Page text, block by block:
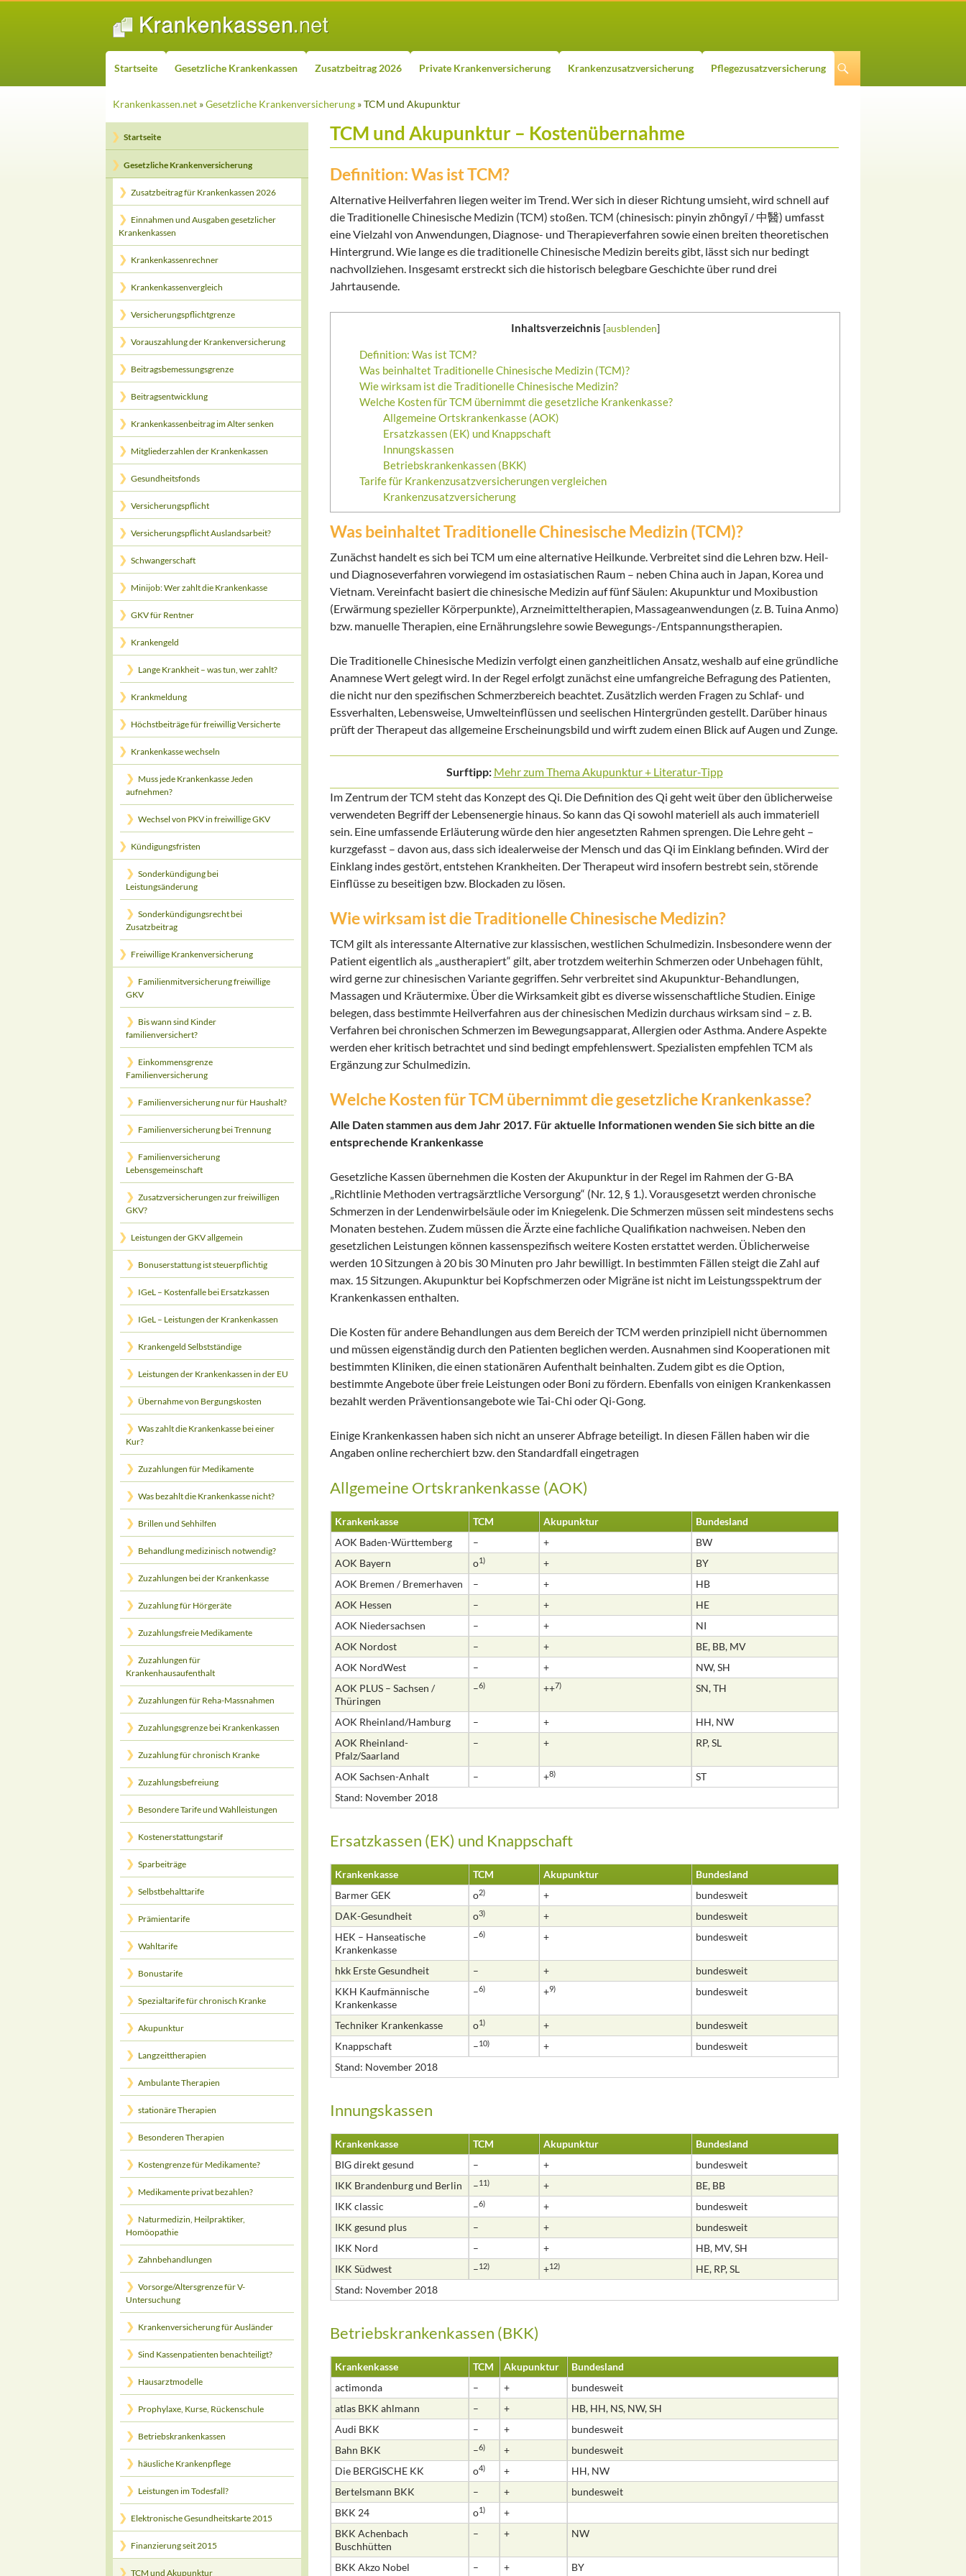
ZUM INHALT SPRINGEN
Startseite Gesetzliche Krankenkassen Zusatzbeitrag 2026 Private Krankenversicherung Krankenzusatzversicherung Pflegezusatzversicherung
Krankenkassen.net »Gesetzliche Krankenversicherung » TCM und Akupunktur
TCM und Akupunktur – Kostenübernahme
Definition: Was ist TCM?
Alternative Heilverfahren liegen weiter im Trend. Wer sich in dieser Richtung umsieht, wird schnell auf
die Traditionelle Chinesische Medizin (TCM) stoßen. TCM (chinesisch: pinyin zhōngyī / 中醫) umfasst
eine Vielzahl von Anwendungen, Diagnose- und Therapieverfahren sowie einen breiten theoretischen
Hintergrund. Wie lange es die traditionelle Chinesische Medizin bereits gibt, lässt sich nur bedingt
nachvollziehen. Insgesamt erstreckt sich die historisch belegbare Geschichte über rund drei
Jahrtausende.
Inhaltsverzeichnis [ausblenden]
Definition: Was ist TCM?
Was beinhaltet Traditionelle Chinesische Medizin (TCM)?
Wie wirksam ist die Traditionelle Chinesische Medizin?
Welche Kosten für TCM übernimmt die gesetzliche Krankenkasse?
Allgemeine Ortskrankenkasse (AOK)
Ersatzkassen (EK) und Knappschaft
Innungskassen
Betriebskrankenkassen (BKK)
Tarife für Krankenzusatzversicherungen vergleichen
Krankenzusatzversicherung
Was beinhaltet Traditionelle Chinesische Medizin (TCM)?
Zunächst handelt es sich bei TCM um eine alternative Heilkunde. Verbreitet sind die Lehren bzw. Heil-
und Diagnoseverfahren vorwiegend im ostasiatischen Raum – neben China auch in Japan, Korea und
Vietnam. Vereinfacht basiert die chinesische Medizin auf fünf Säulen: Akupunktur und Moxibustion
(Erwärmung spezieller Körperpunkte), Arzneimitteltherapien, Massageanwendungen (z. B. Tuina Anmo)
bzw. manuelle Therapien, eine Ernährungslehre sowie Bewegungs-/Entspannungstherapien.
Die Traditionelle Chinesische Medizin verfolgt einen ganzheitlichen Ansatz, weshalb auf eine gründliche
Anamnese Wert gelegt wird. In der Regel erfolgt zunächst eine umfangreiche Befragung des Patienten,
die nicht nur den spezifischen Schmerzbereich beachtet. Zusätzlich werden Fragen zu Schlaf- und
Essverhalten, Lebensweise, Umwelteinflüssen und seelischen Hintergründen gestellt. Darüber hinaus
prüft der Therapeut das allgemeine Erscheinungsbild und wirft zudem einen Blick auf Augen und Zunge.
Surftipp: Mehr zum Thema Akupunktur + Literatur-Tipp
Im Zentrum der TCM steht das Konzept des Qi. Die Definition des Qi geht weit über den üblicherweise
verwendeten Begriff der Lebensenergie hinaus. So kann das Qi sowohl materiell als auch immateriell
sein. Eine umfassende Erläuterung würde den hier angesetzten Rahmen sprengen. Die Lehre geht –
kurzgefasst – davon aus, dass sich idealerweise der Mensch und das Qi im Einklang befinden. Wird der
Einklang indes gestört, entstehen Krankheiten. Der Therapeut wird insofern bestrebt sein, störende
Einflüsse zu beseitigen bzw. Blockaden zu lösen.
Wie wirksam ist die Traditionelle Chinesische Medizin?
TCM gilt als interessante Alternative zur klassischen, westlichen Schulmedizin. Insbesondere wenn der
Patient eigentlich als „austherapiert“ gilt, aber trotzdem weiterhin Schmerzen oder Unbehagen fühlt,
wird gerne zur chinesischen Variante gegriffen. Sehr verbreitet sind Akupunktur-Behandlungen,
Massagen und Kräutermixe. Über die Wirksamkeit gibt es diverse wissenschaftliche Studien. Einige
belegen, dass bestimmte Heilverfahren aus der chinesischen Medizin durchaus wirksam sind – z. B.
Verfahren bei chronischen Schmerzen im Bewegungsapparat, Allergien oder Asthma. Andere Aspekte
werden eher kritisch betrachtet und sind bedingt empfehlenswert. Spezialisten empfehlen TCM als
Ergänzung zur Schulmedizin.
Welche Kosten für TCM übernimmt die gesetzliche Krankenkasse?
Alle Daten stammen aus dem Jahr 2017. Für aktuelle Informationen wenden Sie sich bitte an die
entsprechende Krankenkasse
Gesetzliche Kassen übernehmen die Kosten der Akupunktur in der Regel im Rahmen der G-BA
„Richtlinie Methoden vertragsärztliche Versorgung“ (Nr. 12, § 1.). Vorausgesetzt werden chronische
Schmerzen in der Lendenwirbelsäule oder im Kniegelenk. Die Schmerzen müssen seit mindestens sechs
Monaten bestehen. Zudem müssen die Ärzte eine fachliche Qualifikation nachweisen. Neben den
gesetzlichen Leistungen können kassenspezifisch weitere Kosten erstattet werden. Üblicherweise
werden 10 Sitzungen à 20 bis 30 Minuten pro Jahr bewilligt. In bestimmten Fällen steigt die Zahl auf
max. 15 Sitzungen. Akupunktur bei Kopfschmerzen oder Migräne ist nicht im Leistungsspektrum der
Krankenkassen enthalten.
Die Kosten für andere Behandlungen aus dem Bereich der TCM werden prinzipiell nicht übernommen
und müssen eigenständig durch den Patienten beglichen werden. Ausnahmen sind Kooperationen mit
bestimmten Kliniken, die einen stationären Aufenthalt beinhalten. Zudem gibt es die Option,
bestimmte Angebote über freie Leistungen oder Boni zu fördern. Ebenfalls von einigen Krankenkassen
bezahlt werden Präventionsangebote wie Tai-Chi oder Qi-Gong.
Einige Krankenkassen haben sich nicht an unserer Abfrage beteiligt. In diesen Fällen haben wir die
Angaben online recherchiert bzw. den Standardfall eingetragen
Allgemeine Ortskrankenkasse (AOK)
Krankenkasse TCM Akupunktur
Bundesland
AOK Baden-Württemberg
– +
BW
AOK Bayern
o1) +
BY
AOK Bremen / Bremerhaven
– +
HB
AOK Hessen
– +
HE
AOK Niedersachsen
– +
NI
AOK Nordost
– +
BE, BB, MV
AOK NordWest
– +
NW, SH
AOK PLUS – Sachsen /
Thüringen
–6) ++7) SN, TH
AOK Rheinland/Hamburg – +
HH, NW
AOK Rheinland-
Pfalz/Saarland
– + RP, SL
AOK Sachsen-Anhalt – +8)
ST
Stand: November 2018
Ersatzkassen (EK) und Knappschaft
Krankenkasse TCM Akupunktur
Bundesland
Barmer GEK
o2) +
bundesweit
DAK-Gesundheit
o3) +
bundesweit
HEK – Hanseatische
Krankenkasse
–6) + bundesweit
hkk Erste Gesundheit – +
bundesweit
KKH Kaufmännische
Krankenkasse
–6) +9) bundesweit
Techniker Krankenkasse o1) +
bundesweit
Knappschaft
–10) +
bundesweit
Stand: November 2018
Innungskassen
Krankenkasse TCM Akupunktur
Bundesland
BIG direkt gesund
– +
bundesweit
IKK Brandenburg und Berlin
–11) +
BE, BB
IKK classic
–6) +
bundesweit
IKK gesund plus
– +
bundesweit
IKK Nord
– +
HB, MV, SH
IKK Südwest
–12) +12)
HE, RP, SL
Stand: November 2018
Betriebskrankenkassen (BKK)
Krankenkasse TCM Akupunktur
Bundesland
actimonda
– +
bundesweit
atlas BKK ahlmann
– +
HB, HH, NS, NW, SH
Audi BKK
– +
bundesweit
Bahn BKK
–6) +
bundesweit
Die BERGISCHE KK
o4) +
HH, NW
Bertelsmann BKK
– +
bundesweit
BKK 24
o1)
+
BKK Achenbach
Buschhütten
– + NW
BKK Akzo Nobel – + BY
Startseite
Gesetzliche Krankenversicherung
Zusatzbeitrag für Krankenkassen 2026
Einnahmen und Ausgaben gesetzlicher
Krankenkassen
Krankenkassenrechner
Krankenkassenvergleich
Versicherungspflichtgrenze
Vorauszahlung der Krankenversicherung
Beitragsbemessungsgrenze
Beitragsentwicklung
Krankenkassenbeitrag im Alter senken
Mitgliederzahlen der Krankenkassen
Gesundheitsfonds
Versicherungspflicht
Versicherungspflicht Auslandsarbeit?
Schwangerschaft
Minijob: Wer zahlt die Krankenkasse
GKV für Rentner
Krankengeld
Lange Krankheit – was tun, wer zahlt?
Krankmeldung
Höchstbeiträge für freiwillig Versicherte
Krankenkasse wechseln
Muss jede Krankenkasse Jeden
aufnehmen?
Wechsel von PKV in freiwillige GKV
Kündigungsfristen
Sonderkündigung bei
Leistungsänderung
Sonderkündigungsrecht bei
Zusatzbeitrag
Freiwillige Krankenversicherung
Familienmitversicherung freiwillige
GKV
Bis wann sind Kinder
familienversichert?
Einkommensgrenze
Familienversicherung
Familienversicherung nur für Haushalt?
Familienversicherung bei Trennung
Familienversicherung
Lebensgemeinschaft
Zusatzversicherungen zur freiwilligen
GKV?
Leistungen der GKV allgemein
Bonuserstattung ist steuerpflichtig
IGeL – Kostenfalle bei Ersatzkassen
IGeL – Leistungen der Krankenkassen
Krankengeld Selbstständige
Leistungen der Krankenkassen in der EU
Übernahme von Bergungskosten
Was zahlt die Krankenkasse bei einer
Kur?
Zuzahlungen für Medikamente
Was bezahlt die Krankenkasse nicht?
Brillen und Sehhilfen
Behandlung medizinisch notwendig?
Zuzahlungen bei der Krankenkasse
Zuzahlung für Hörgeräte
Zuzahlungsfreie Medikamente
Zuzahlungen für
Krankenhausaufenthalt
Zuzahlungen für Reha-Massnahmen
Zuzahlungsgrenze bei Krankenkassen
Zuzahlung für chronisch Kranke
Zuzahlungsbefreiung
Besondere Tarife und Wahlleistungen
Kostenerstattungstarif
Sparbeiträge
Selbstbehalttarife
Prämientarife
Wahltarife
Bonustarife
Spezialtarife für chronisch Kranke
Akupunktur
Langzeittherapien
Ambulante Therapien
stationäre Therapien
Besonderen Therapien
Kostengrenze für Medikamente?
Medikamente privat bezahlen?
Naturmedizin, Heilpraktiker,
Homöopathie
Zahnbehandlungen
Vorsorge/Altersgrenze für V-
Untersuchung
Krankenversicherung für Ausländer
Sind Kassenpatienten benachteiligt?
Hausarztmodelle
Prophylaxe, Kurse, Rückenschule
Betriebskrankenkassen
häusliche Krankenpflege
Leistungen im Todesfall?
Elektronische Gesundheitskarte 2015
Finanzierung seit 2015
TCM und Akupunktur